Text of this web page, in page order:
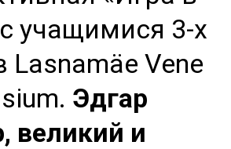
учащимися 3-х
Lasnamäe Vene
Эдгар
великий и